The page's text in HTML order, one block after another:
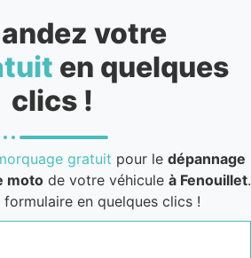
votre
en quelques
clics !
gratuit pour le dépannage
motode votre véhicule à Fenouillet.
formulaire en quelques clics !